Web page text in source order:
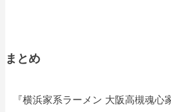
まとめ
『横浜家系ラーメン 大阪高槻魂心